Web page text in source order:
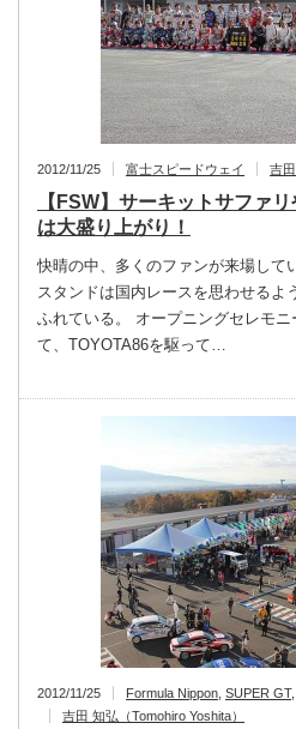
2012/11/25 富士スピードウェイ 吉
【FSW】サーキットサファ
は大盛り上がり！
快晴の中、多くのファンが来場して
スタンドは国内レースを思わせるよ
ふれている。 オープニングセレモ
て、TOYOTA86を駆って…
2012/11/25 Formula Nippon SUPER GT,
吉田 知弘（Tomohiro Yoshita）